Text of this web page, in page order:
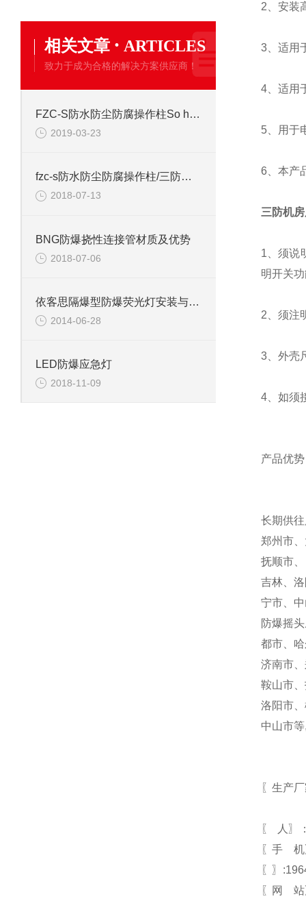
相关文章 · ARTICLES
致力于成为合格的解决方案供应商！
FZC-S防水防尘防腐操作柱So hey you
2019-03-23
fzc-s防水防尘防腐操作柱/三防按钮控制箱
2018-07-13
BNG防爆挠性连接管材质及优势
2018-07-06
依客思隔爆型防爆荧光灯安装与维护
2014-06-28
LED防爆应急灯
2018-11-09
2、安装
3、适用
4、适用
5、用于
6、本产
三防机
1、须说
明开关
2、须注
3、外壳
4、如须
产品优
长期供
郑州市
抚顺市
吉林、
宁市、
防爆摇
都市、
济南市
鞍山市
洛阳市
中山市
〖生产
〖 人〗
〖手 机
〖〗
〖网 站